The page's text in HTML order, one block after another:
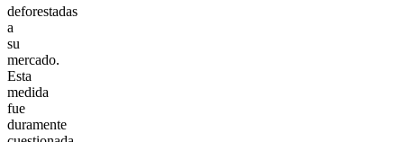
deforestadas
a
su
mercado.
Esta
medida
fue
duramente